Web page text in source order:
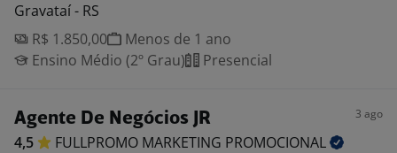
Gravataí - RS
R$ 1.850,00
Menos de 1 ano
Ensino Médio (2º Grau)
Presencial
Agente De Negócios JR 3 ago
4,5 FULLPROMO MARKETING PROMOCIONAL